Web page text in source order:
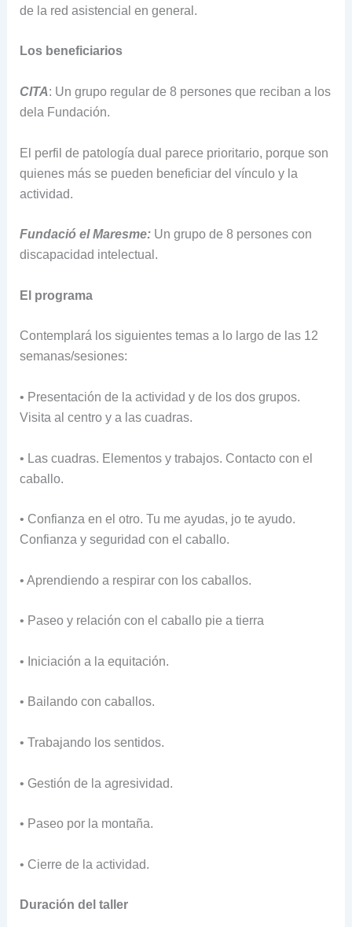
de la red asistencial en general.
Los beneficiarios
CITA: Un grupo regular de 8 persones que reciban a los
dela Fundación.
El perfil de patología dual parece prioritario, porque son
quienes más se pueden beneficiar del vínculo y la
actividad.
Fundació el Maresme:Un grupo de 8 persones con
discapacidad intelectual.
El programa
Contemplará los siguientes temas a lo largo de las 12
semanas/sesiones:
• Presentación de la actividad y de los dos grupos.
Visita al centro y a las cuadras.
• Las cuadras. Elementos y trabajos. Contacto con el
caballo.
• Confianza en el otro. Tu me ayudas, jo te ayudo.
Confianza y seguridad con el caballo.
• Aprendiendo a respirar con los caballos.
• Paseo y relación con el caballo pie a tierra
• Iniciación a la equitación.
• Bailando con caballos.
• Trabajando los sentidos.
• Gestión de la agresividad.
• Paseo por la montaña.
• Cierre de la actividad.
Duración del taller